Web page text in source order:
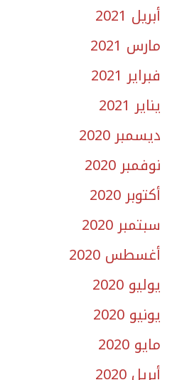
أبريل 2021
مارس 2021
فبراير 2021
يناير 2021
ديسمبر 2020
نوفمبر 2020
أكتوبر 2020
سبتمبر 2020
أغسطس 2020
يوليو 2020
يونيو 2020
مايو 2020
أبريل 2020